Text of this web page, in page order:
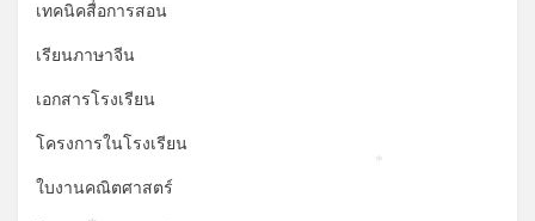
เทคนิคสื่อการสอน
เรียนภาษาจีน
เอกสารโรงเรียน
โครงการในโรงเรียน
ใบงานคณิตศาสตร์